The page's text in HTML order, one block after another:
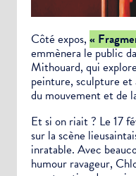
Côté expos, «
emmènera le public
Mithouard, qui
peinture, sculpture et
du mouvement et de
Et si on riait ? Le 17
sur la scène
inratable. Avec
humour ravageur,